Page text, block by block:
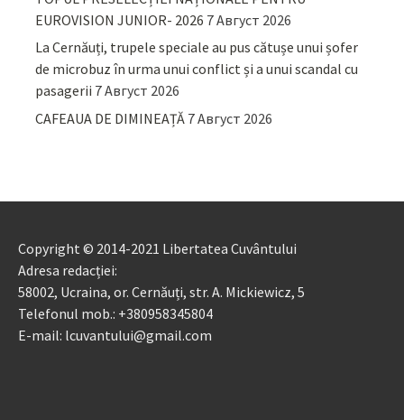
EUROVISION JUNIOR- 2026 7 Август 2026
La Cernăuți, trupele speciale au pus cătușe unui șofer
de microbuz în urma unui conflict și a unui scandal cu
pasagerii 7 Август 2026
CAFEAUA DE DIMINEAȚĂ 7 Август 2026
Copyright © 2014-2021 Libertatea Cuvântului
Adresa redacției:
58002, Ucraina, or. Cernăuți, str. A. Mickiewicz, 5
Telefonul mob.: +380958345804
E-mail: lcuvantului@gmail.com